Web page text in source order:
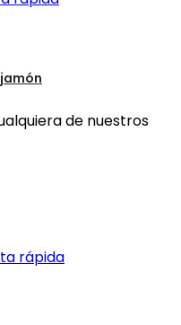
de nuestros
rápida